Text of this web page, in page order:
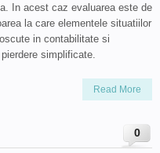
In acest caz evaluarea este de
la care elementele situatiilor
in contabilitate si
simplificate.
Read More
0